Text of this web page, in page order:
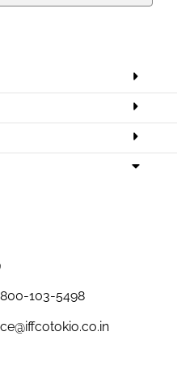
103-5498